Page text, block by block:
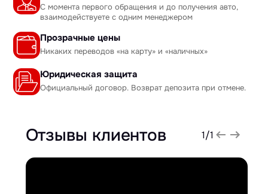
С момента первого обращения и до получения авто,
взаимодействуете с одним менеджером
Прозрачные цены
Никаких переводов «на карту» и «наличных»
Юридическая защита
Официальный договор. Возврат депозита при отмене.
Отзывы клиентов 1/1